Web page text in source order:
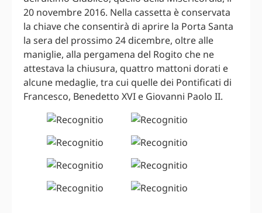
20 novembre 2016. Nella cassetta è conservata
la chiave che consentirà di aprire la Porta Santa
la sera del prossimo 24 dicembre, oltre alle
maniglie, alla pergamena del Rogito che ne
attestava la chiusura, quattro mattoni dorati e
alcune medaglie, tra cui quelle dei Pontificati di
Francesco, Benedetto XVI e Giovanni Paolo II.